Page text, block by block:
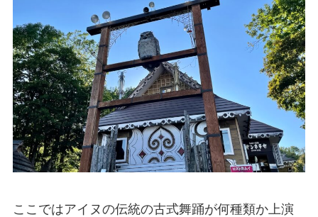
ここではアイヌの伝統の古式舞踊が何種類か上演